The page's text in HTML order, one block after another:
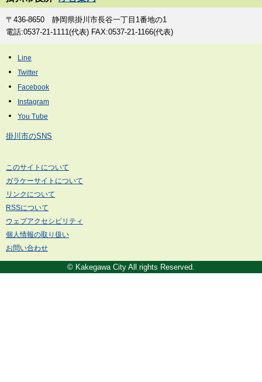
〒436-8650 静岡県掛川市長谷一丁目1番地の1
電話:0537-21-1111(代表) FAX:0537-21-1166(代表)
掛川市のSNS
このサイトについて
ガラケーサイトについて
リンクについて
RSSについて
ウェブアクセシビリティ
個人情報の取り扱い
お問い合わせ
© Kakegawa City All rights Reserved.